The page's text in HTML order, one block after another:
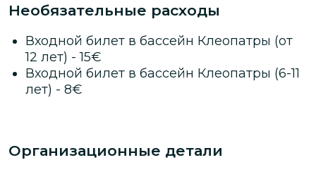
Необязательные расходы
Входной билет в бассейн Клеопатры (от
12 лет) -15€
Входной билет в бассейн Клеопатры (6-11
лет) - 8€
Организационные детали